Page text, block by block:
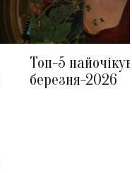
Топ-5
березня-2026